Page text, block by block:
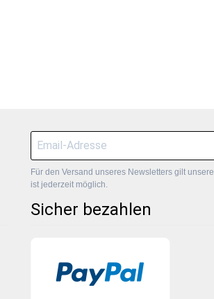
Für den Versand unseres Newsletters gilt unsere
ist jederzeit möglich.
Sicher bezahlen